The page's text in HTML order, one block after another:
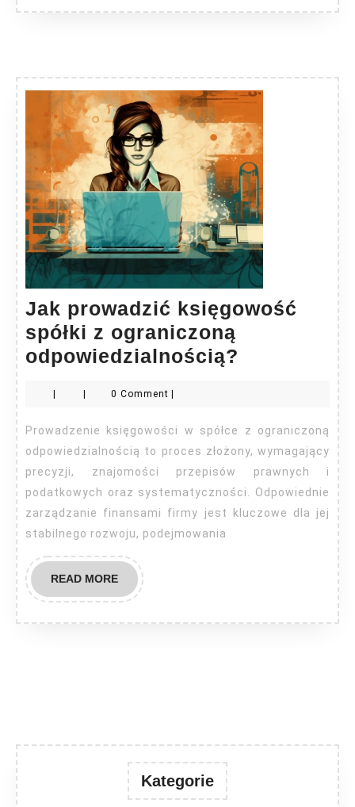
Jak prowadzić księgowość
spółki z ograniczoną
odpowiedzialnością?
prowadzić
spółki
z
0 Comment
Prowadzenie księgowości w spółce z ograniczoną
odpowiedzialnością to proces złożony, wymagający
precyzji, znajomości przepisów prawnych i
podatkowych oraz systematyczności. Odpowiednie
zarządzanie finansami firmy jest kluczowe dla jej
stabilnego rozwoju, podejmowania
READ MOREREAD
MORE
Kategorie